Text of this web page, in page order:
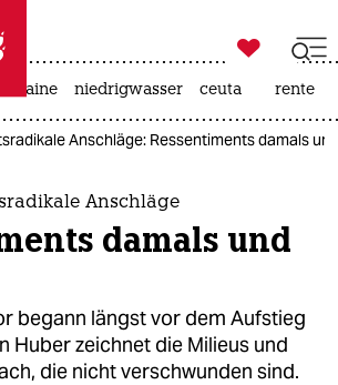
taz zahl ich
taz zahl ich

taz zahl ich
niedrigwasser ceuta rente
Anschläge: Ressentiments damals
Anschläge
damals und
begann längst vor dem Aufstieg
Huber zeichnet die Milieus und
die nicht verschwunden sind.